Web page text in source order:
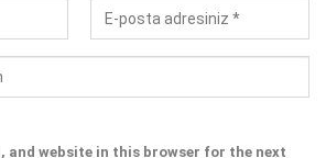
and website in this browser for the next